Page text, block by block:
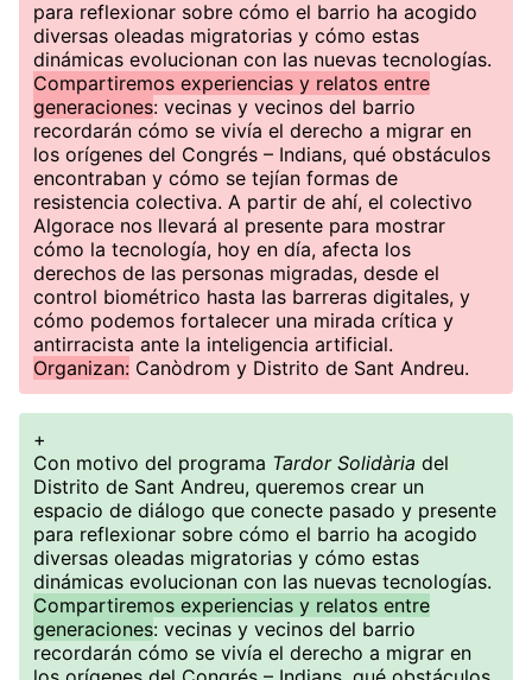
para reflexionar sobre cómo el barrio ha acogido
diversas oleadas migratorias y cómo estas
dinámicas evolucionan con las nuevas tecnologías.
Compartiremos experiencias y relatos entre
generaciones: vecinas y vecinos del barrio
recordarán cómo se vivía el derecho a migrar en
los orígenes del Congrés – Indians, qué obstáculos
encontraban y cómo se tejían formas de
resistencia colectiva. A partir de ahí, el colectivo
Algorace nos llevará al presente para mostrar
cómo la tecnología, hoy en día, afecta los
derechos de las personas migradas, desde el
control biométrico hasta las barreras digitales, y
cómo podemos fortalecer una mirada crítica y
antirracista ante la inteligencia artificial.
Organizan: Canòdrom y Distrito de Sant Andreu.
+
Con motivo del programa Tardor Solidària del
Distrito de Sant Andreu, queremos crear un
espacio de diálogo que conecte pasado y presente
para reflexionar sobre cómo el barrio ha acogido
diversas oleadas migratorias y cómo estas
dinámicas evolucionan con las nuevas tecnologías.
Compartiremos experiencias y relatos entre
generaciones: vecinas y vecinos del barrio
recordarán cómo se vivía el derecho a migrar en